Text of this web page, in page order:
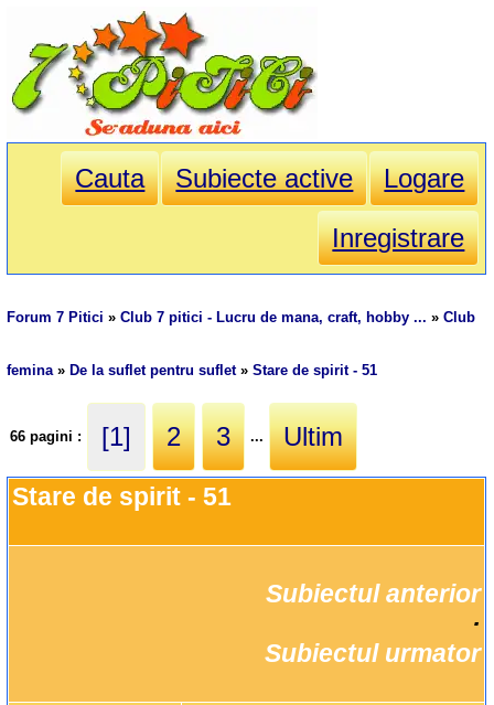
Cauta Subiecte active
Logare
Inregistrare
Forum 7 Pitici »Club 7 pitici - Lucru de mana, craft, hobby ... »Club
femina» De la suflet pentru suflet»Stare de spirit - 51
66 pagini : [1] 2 3 ... Ultim
Stare de spirit - 51
Subiectul anterior
Subiectul urmator